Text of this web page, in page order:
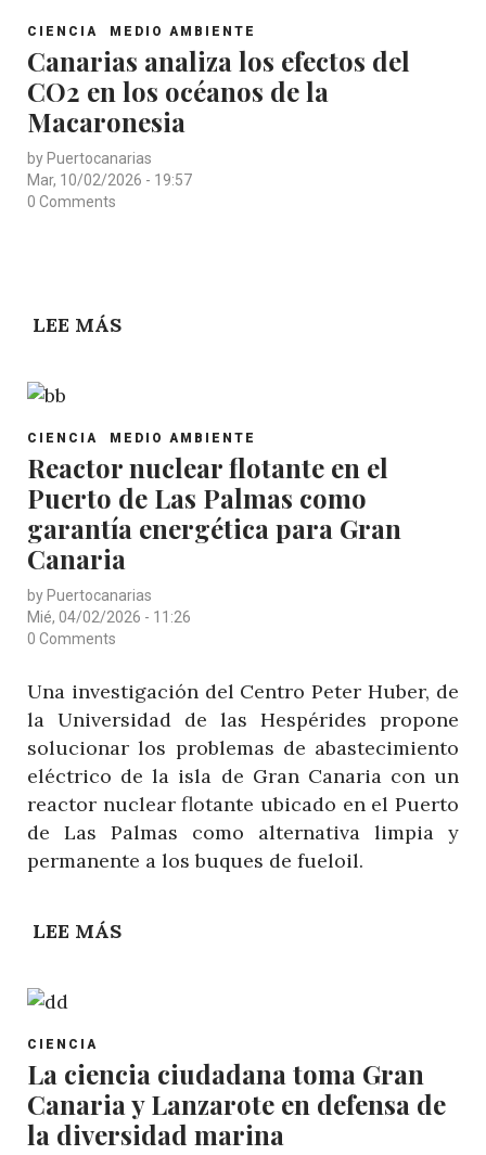
NUCLEAR
PARA
PORTA
CONTENEDORES
POST
CIENCIA MEDIO AMBIENTE
Canarias analiza los efectos del
CO2 en los océanos de la
Macaronesia
by Puertocanarias
Mar, 10/02/2026 - 19:57
0 Comments
LEE MÁS
EFECTOS
DEL
CO2
EN
LOS
DE
POST
CIENCIA MEDIO AMBIENTE
Reactor nuclear flotante en el
Puerto de Las Palmas como
garantía energética para Gran
Canaria
by Puertocanarias
Mié, 04/02/2026 - 11:26
0 Comments
Una investigación del Centro Peter Huber, de
la Universidad de las Hespérides propone
solucionar los problemas de abastecimiento
eléctrico de la isla de Gran Canaria con un
reactor nuclear flotante ubicado en el Puerto
de Las Palmas como alternativa limpia y
permanente a los buques de fueloil.
LEE MÁS
EL
PUERTO
DE
POST
CIENCIA
La ciencia ciudadana toma Gran
Canaria y Lanzarote en defensa de
la diversidad marina